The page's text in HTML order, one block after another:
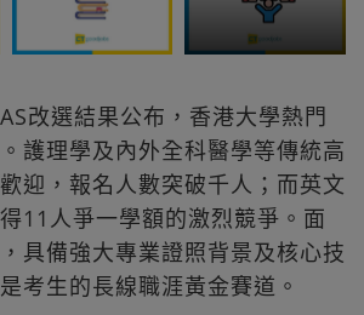
改選結果公布，香港大學熱門
護理學及內外全科醫學等傳統高
迎，報名人數突破千人；而英文
11人爭一學額的激烈競爭。面
具備強大專業證照背景及核心技
考生的長線職涯黃金賽道。